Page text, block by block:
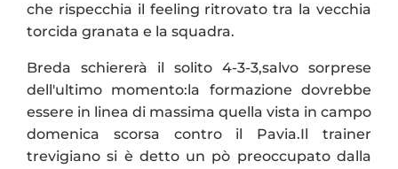
che rispecchia il feeling ritrovato tra la vecchia
torcida granata e la squadra.
Breda schiererà il solito 4-3-3,salvo sorprese
dell'ultimo momento:la formazione dovrebbe
essere in linea di massima quella vista in campo
domenica scorsa contro il Pavia.Il trainer
trevigiano si è detto un pò preoccupato dalla